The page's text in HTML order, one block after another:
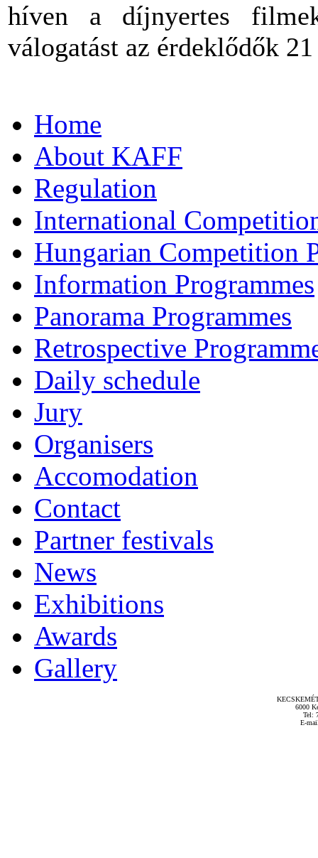
híven a díjnyertes
válogatást az érdeklődők
Home
About KAFF
Regulation
International
Hungarian Competition
Information Programmes
Panorama Programmes
Retrospective
Daily schedule
Jury
Organisers
Accomodation
Contact
Partner festivals
News
Exhibitions
Awards
Gallery
6000
Tel:
E-